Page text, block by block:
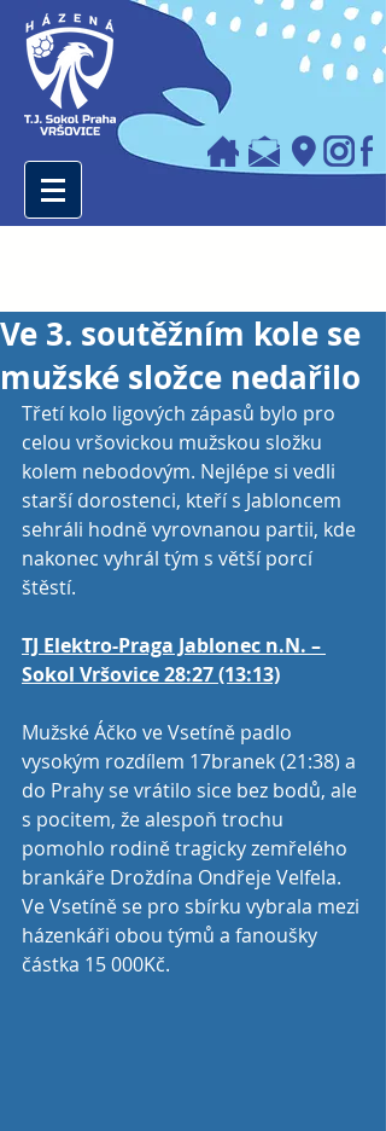
Ve 3. soutěžním kole se
mužské složce nedařilo
Třetí kolo ligových zápasů bylo pro
celou vršovickou mužskou složku
kolem nebodovým. Nejlépe si vedli
starší dorostenci, kteří s Jabloncem
sehráli hodně vyrovnanou partii, kde
nakonec vyhrál tým s větší porcí
štěstí.
TJ Elektro-Praga Jablonec n.N. –
Sokol Vršovice 28:27 (13:13)
Mužské Áčko ve Vsetíně padlo
vysokým rozdílem 17branek (21:38) a
do Prahy se vrátilo sice bez bodů, ale
s pocitem, že alespoň trochu
pomohlo rodině tragicky zemřelého
brankáře Droždína Ondřeje Velfela.
Ve Vsetíně se pro sbírku vybrala mezi
házenkáři obou týmů a fanoušky
částka 15 000Kč.